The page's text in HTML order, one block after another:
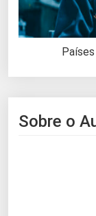
Sobre o